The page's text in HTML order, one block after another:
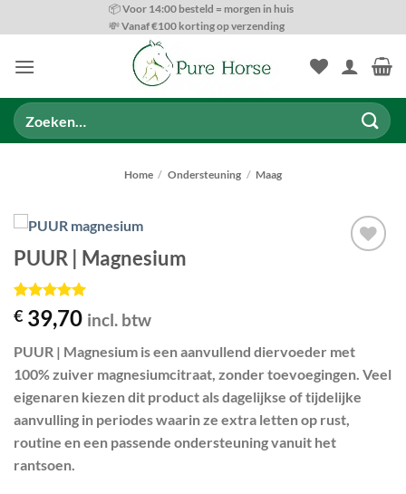
naar
📦 Voor 14:00 besteld = morgen in huis
💸 Vanaf €100 korting op verzending
Zoeken
naar:
Home / Ondersteuning / Maag
PUUR | Magnesium
Gewaardeerd
5op 5
op
1
klant
waardering
€ 39,70 incl. btw
PUUR | Magnesium is eenaanvullend diervoeder met
100% zuiver magnesiumcitraat , zonder toevoegingen. Veel
eigenaren kiezen dit product als dagelijkse of tijdelijke
aanvulling in periodes waarin ze extra letten op rust
routine en een passende ondersteuning vanuit het
rantsoen.